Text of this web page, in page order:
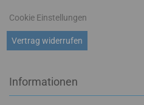
Vertrag widerrufen
Cookie Einstellungen
Informationen